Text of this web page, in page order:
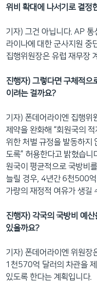
위비 확대에 나서기로 결정
기자) 그건 아닙니다. AP
라이나에 대한 군사지원 중
집행위원장은 유럽 재무장
진행자) 그렇다면 구체적으
이려는 걸까요?
기자) 폰데어라이엔 집행위
제약을 완화해 “회원국의
위한 처벌 규정을 발동하지
도록” 허용한다고 밝혔습니
원국이 평균적으로 국방비
늘릴 경우, 4년간 6천500
가량의 재정적 여유가 생길
진행자) 각국의 국방비 예산
있을까요?
기자) 폰데어라이엔 위원
1천570억 달러의 차관을
있도록 한다는 계획입니다.